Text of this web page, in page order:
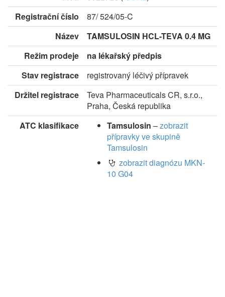
Registrační číslo
87/ 524/05-C
Název
TAMSULOSIN HCL-TEVA 0.4 MG
Režim prodeje
na lékařský předpis
Stav registrace
registrovaný léčivý přípravek
Držitel registrace
Teva Pharmaceuticals CR, s.r.o.,
Praha, Česká republika
ATC klasifikace
Tamsulosin –zobrazit
přípravky ve skupině
Tamsulosin
zobrazit diagnózu MKN-
10 G04